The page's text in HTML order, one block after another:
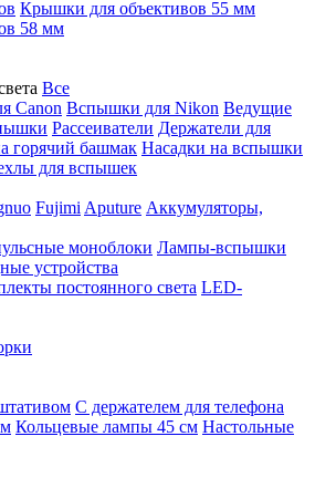
Крышки для объективов 55 мм
58 мм
Все
Canon Вспышки для Nikon Ведущие
Рассеиватели Держатели для
горячий башмак Насадки на вспышки
для вспышек
Fujimi Aputure Аккумуляторы,
моноблоки Лампы-вспышки
устройства
постоянного света LED-
С держателем для телефона
Кольцевые лампы 45 см Настольные